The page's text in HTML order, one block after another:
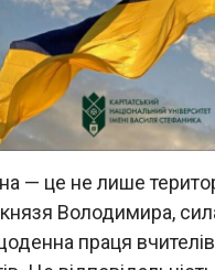
— це не лише
Володимира,
праця